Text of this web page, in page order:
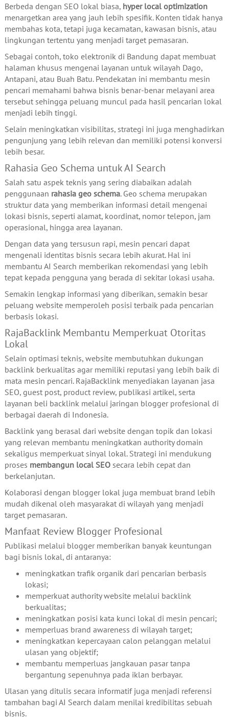
Berbeda dengan SEO lokal biasa, hyper local optimization
menargetkan area yang jauh lebih spesifik. Konten tidak hanya
membahas kota, tetapi juga kecamatan, kawasan bisnis, atau
lingkungan tertentu yang menjadi target pemasaran.
Sebagai contoh, toko elektronik di Bandung dapat membuat
halaman khusus mengenai layanan untuk wilayah Dago,
Antapani, atau Buah Batu. Pendekatan ini membantu mesin
pencari memahami bahwa bisnis benar-benar melayani area
tersebut sehingga peluang muncul pada hasil pencarian lokal
menjadi lebih tinggi.
Selain meningkatkan visibilitas, strategi ini juga menghadirkan
pengunjung yang lebih relevan dan memiliki potensi konversi
lebih besar.
Rahasia Geo Schema untuk AI Search
Salah satu aspek teknis yang sering diabaikan adalah
penggunaan rahasia geo schema. Geo schema merupakan
struktur data yang memberikan informasi detail mengenai
lokasi bisnis, seperti alamat, koordinat, nomor telepon, jam
operasional, hingga area layanan.
Dengan data yang tersusun rapi, mesin pencari dapat
mengenali identitas bisnis secara lebih akurat. Hal ini
membantu AI Search memberikan rekomendasi yang lebih
tepat kepada pengguna yang berada di sekitar lokasi usaha.
Semakin lengkap informasi yang diberikan, semakin besar
peluang website memperoleh posisi terbaik pada pencarian
berbasis lokasi.
RajaBacklink Membantu Memperkuat Otoritas
Lokal
Selain optimasi teknis, website membutuhkan dukungan
backlink berkualitas agar memiliki reputasi yang lebih baik di
mata mesin pencari. RajaBacklink menyediakan layanan jasa
SEO, guest post, product review, publikasi artikel, serta
layanan beli backlink melalui jaringan blogger profesional di
berbagai daerah di Indonesia.
Backlink yang berasal dari website dengan topik dan lokasi
yang relevan membantu meningkatkan authority domain
sekaligus memperkuat sinyal lokal. Strategi ini mendukung
proses membangun local SEOsecara lebih cepat dan
berkelanjutan.
Kolaborasi dengan blogger lokal juga membuat brand lebih
mudah dikenal oleh masyarakat di wilayah yang menjadi
target pemasaran.
Manfaat Review Blogger Profesional
Publikasi melalui blogger memberikan banyak keuntungan
bagi bisnis lokal, di antaranya:
meningkatkan trafik organik dari pencarian berbasis
lokasi;
memperkuat authority website melalui backlink
berkualitas;
meningkatkan posisi kata kunci lokal di mesin pencari;
memperluas brand awareness di wilayah target;
meningkatkan kepercayaan calon pelanggan melalui
ulasan yang objektif;
membantu memperluas jangkauan pasar tanpa
bergantung sepenuhnya pada iklan berbayar.
Ulasan yang ditulis secara informatif juga menjadi referensi
tambahan bagi AI Search dalam menilai kredibilitas sebuah
bisnis.